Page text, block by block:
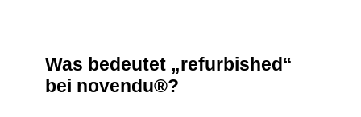
Was bedeutet „refurbished“
bei novendu®?